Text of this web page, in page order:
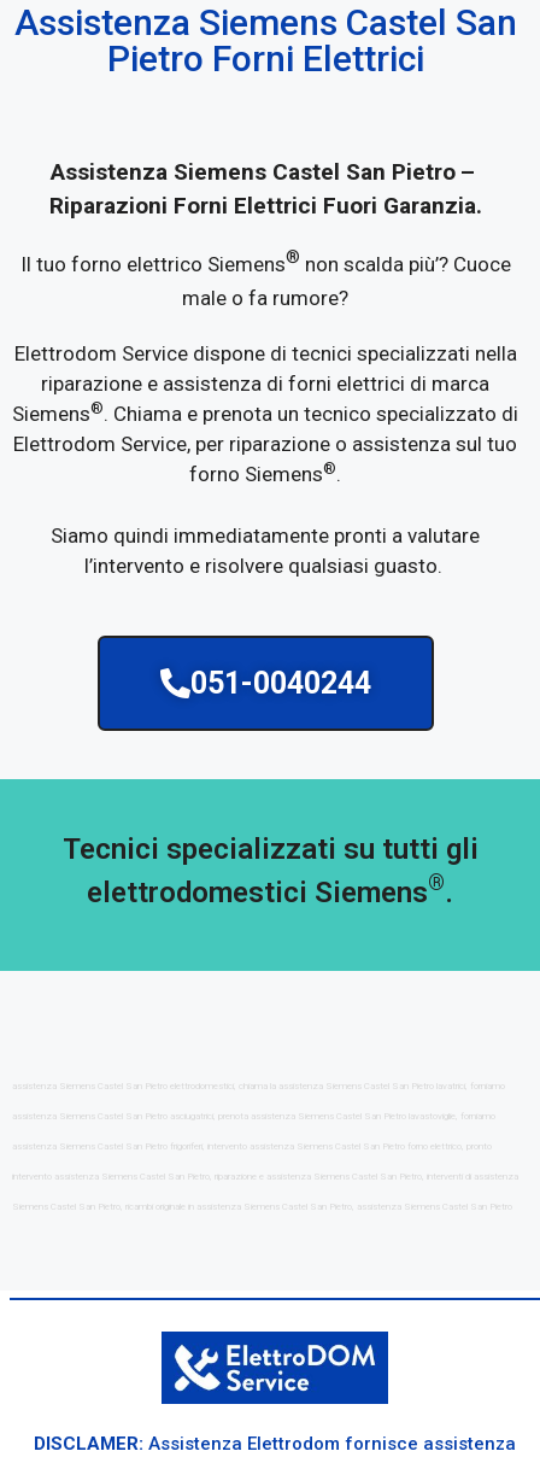
Assistenza Siemens Castel San
Pietro Forni Elettrici
Assistenza Siemens Castel San Pietro –
Riparazioni Forni Elettrici Fuori Garanzia.
Il tuo forno elettrico Siemens® non scalda più’? Cuoce
male o fa rumore?
Elettrodom Service dispone di tecnici specializzati nella
riparazione e assistenza di forni elettrici di marca
Siemens®. Chiama e prenota un tecnico specializzato di
Elettrodom Service, per riparazione o assistenza sul tuo
forno Siemens®.
Siamo quindi immediatamente pronti a valutare
l’intervento e risolvere qualsiasi guasto.
051-0040244
Tecnici specializzati su tutti gli
elettrodomestici Siemens®.
assistenza Siemens Castel San Pietro elettrodomestici, chiama la assistenza Siemens Castel San Pietro lavatrici, forniamo
assistenza Siemens Castel San Pietro asciugatrici, prenota assistenza Siemens Castel San Pietro lavastoviglie, forniamo
assistenza Siemens Castel San Pietro frigoriferi, intervento assistenza Siemens Castel San Pietro forno elettrico, pronto
intervento assistenza Siemens Castel San Pietro, riparazione e assistenza Siemens Castel San Pietro, interventi di assistenza
Siemens Castel San Pietro, ricambi originale in assistenza Siemens Castel San Pietro, assistenza Siemens Castel San Pietro
DISCLAMER: Assistenza Elettrodom fornisce assistenza